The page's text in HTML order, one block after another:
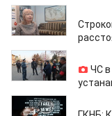
19.03.2020
19.03.2020
ЧС в
19.03.2020